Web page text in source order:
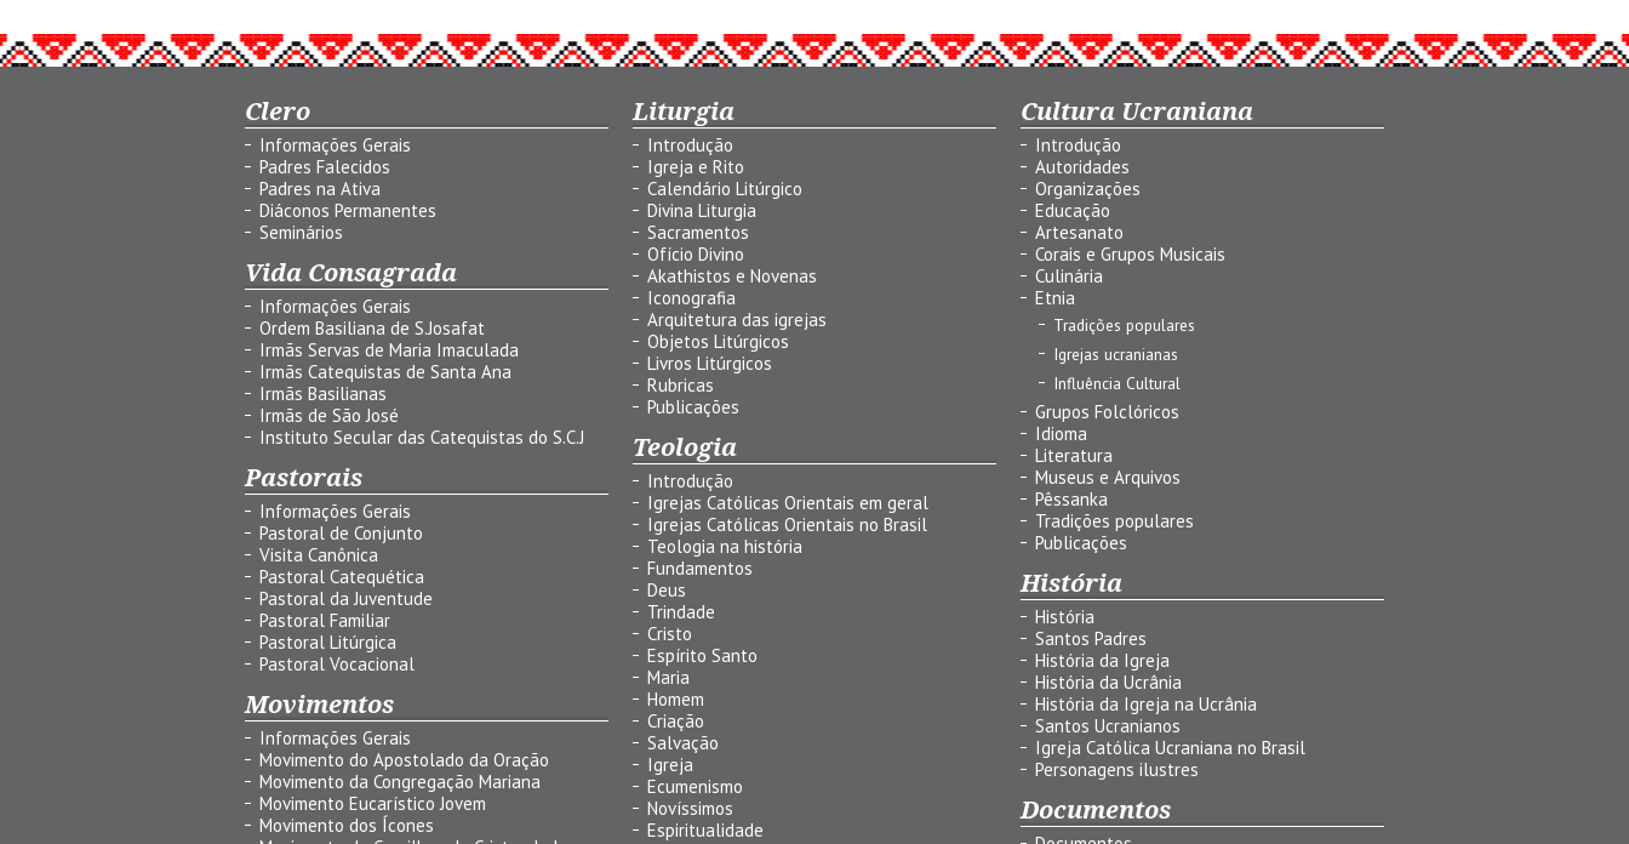
Clero
Informações Gerais
Padres Falecidos
Padres na Ativa
Diáconos Permanentes
Seminários
Vida Consagrada
Informações Gerais
Ordem Basiliana de S.Josafat
Irmãs Servas de Maria Imaculada
Irmãs Catequistas de Santa Ana
Irmãs Basilianas
Irmãs de São José
Instituto Secular das Catequistas do S.C.J
Pastorais
Informações Gerais
Pastoral de Conjunto
Visita Canônica
Pastoral Catequética
Pastoral da Juventude
Pastoral Familiar
Pastoral Litúrgica
Pastoral Vocacional
Movimentos
Informações Gerais
Movimento do Apostolado da Oração
Movimento da Congregação Mariana
Movimento Eucarístico Jovem
Movimento dos Ícones
Liturgia
Introdução
Igreja e Rito
Calendário Litúrgico
Divina Liturgia
Sacramentos
Ofício Divino
Akathistos e Novenas
Iconografia
Arquitetura das igrejas
Objetos Litúrgicos
Livros Litúrgicos
Rubricas
Publicações
Teologia
Introdução
Igrejas Católicas Orientais em geral
Igrejas Católicas Orientais no Brasil
Teologia na história
Fundamentos
Deus
Trindade
Cristo
Espírito Santo
Maria
Homem
Criação
Salvação
Igreja
Ecumenismo
Novíssimos
Espiritualidade
Cultura Ucraniana
Introdução
Autoridades
Organizações
Educação
Artesanato
Corais e Grupos Musicais
Culinária
Etnia
Tradições populares
Igrejas ucranianas
Influência Cultural
Grupos Folclóricos
Idioma
Literatura
Museus e Arquivos
Pêssanka
Tradições populares
Publicações
História
História
Santos Padres
História da Igreja
História da Ucrânia
História da Igreja na Ucrânia
Santos Ucranianos
Igreja Católica Ucraniana no Brasil
Personagens ilustres
Documentos